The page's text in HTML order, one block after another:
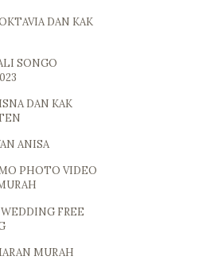
DAN KAK
SONGO
DAN KAK
ANISA
PHOTO VIDEO
FREE
MURAH